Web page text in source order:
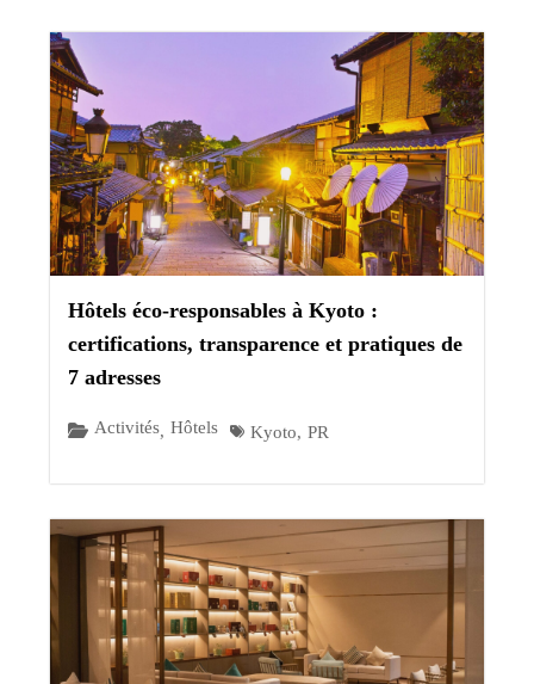
Hôtels éco-responsables à Kyoto :
certifications, transparence et pratiques de
7 adresses
Activités, Hôtels Kyoto, PR